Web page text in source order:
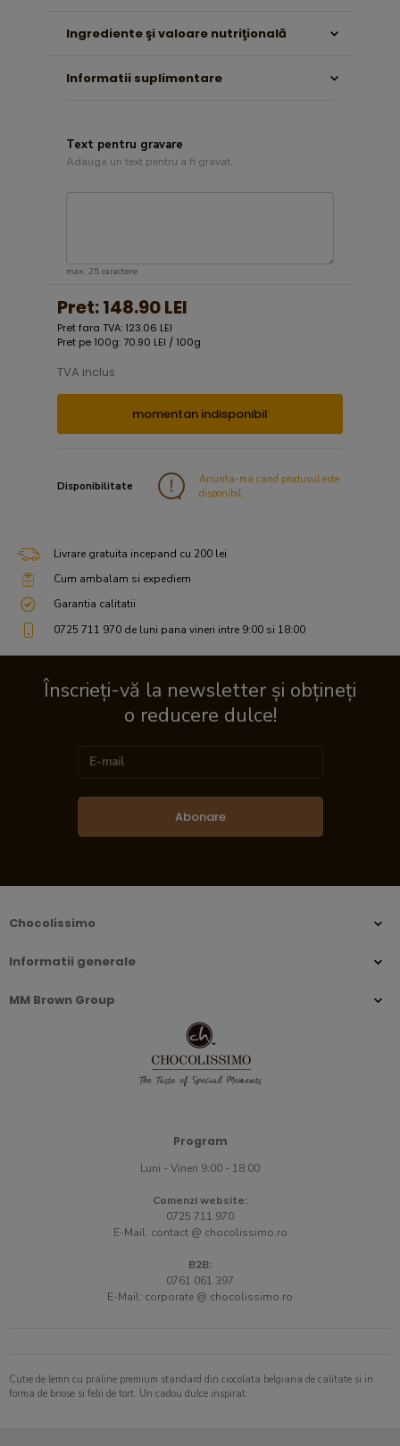
Ingrediente şi valoare nutriţională
Informatii suplimentare
Text pentru gravare
Adauga un text pentru a fi gravat.
max. 25 caractere
Pret:148.90 LEI
Pret fara TVA: 123.06 LEI
Pret pe 100g: 70.90 LEI / 100g
TVA inclus
momentan indisponibil
Disponibilitate
Anunta-ma cand produsul este
disponibil.
Livrare gratuita incepand cu 200 lei
Cum ambalam si expediem
Garantia calitatii
0725 711 970 de luni pana vineri intre 9:00 si 18:00
Înscrieți-vă la newsletter și obțineți
o reducere dulce!
Abonare
Chocolissimo
Informatii generale
MM Brown Group
Program
Luni - Vineri 9:00 - 18:00
Comenzi website:
0725 711 970
E-Mail: contact @ chocolissimo.ro
B2B:
0761 061 397
E-Mail: corporate @ chocolissimo.ro
Cutie de lemn cu praline premium standard din ciocolata belgiana de calitate si in
forma de briose si felii de tort. Un cadou dulce inspirat.